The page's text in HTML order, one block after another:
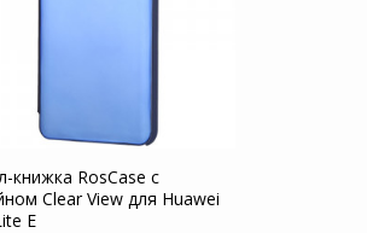
книжка RosCase с
Clear View для Huawei
E